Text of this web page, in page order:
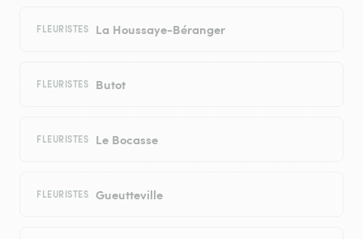
FLEURISTES La Houssaye-Béranger
FLEURISTES Butot
FLEURISTES Le Bocasse
FLEURISTES Gueutteville